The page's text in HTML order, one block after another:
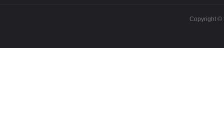
Copyright ©